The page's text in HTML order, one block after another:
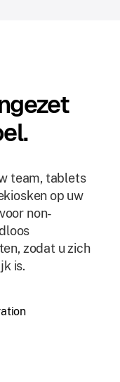
team, tablets
op uw
non-
zodat u zich
is.